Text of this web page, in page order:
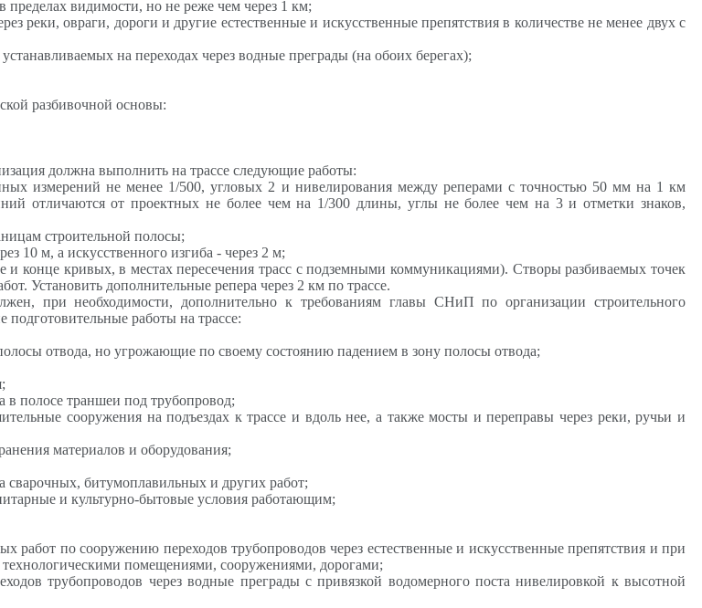
видимости, но не реже чем через 1 км;
реки, овраги, дороги и другие естественные и искусственные препятствия в количестве не менее двух с
на переходах через водные преграды (на обоих берегах);
разбивочной основы:
должна выполнить на трассе следующие работы:
измерений не менее 1/500, угловых 2 и нивелирования между реперами с точностью 50 мм на 1 км
отличаются от проектных не более чем на 1/300 длины, углы не более чем на 3 и отметки знаков,
строительной полосы;
10 м, а искусственного изгиба - через 2 м;
и конце кривых, в местах пересечения трасс с подземными коммуникациями). Створы разбиваемых точек
Установить дополнительные репера через 2 км по трассе.
при необходимости, дополнительно к требованиям главы СНиП по организации строительного
подготовительные работы на трассе:
отвода, но угрожающие по своему состоянию падением в зону полосы отвода;
полосе траншеи под трубопровод;
сооружения на подъездах к трассе и вдоль нее, а также мосты и переправы через реки, ручьи и
материалов и оборудования;
сварочных, битумоплавильных и других работ;
и культурно-бытовые условия работающим;
работ по сооружению переходов трубопроводов через естественные и искусственные препятствия и при
помещениями, сооружениями, дорогами;
трубопроводов через водные преграды с привязкой водомерного поста нивелировкой к высотной